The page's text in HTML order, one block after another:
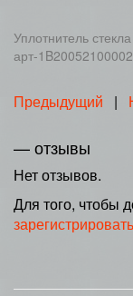
Уплотнитель
арт-
Предыдущий |
— отзывы
Нет отзывов.
Для того, чтобы